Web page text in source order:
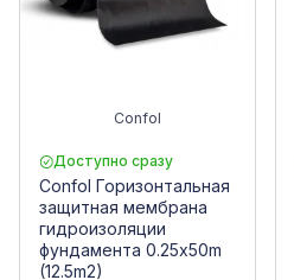
Confol
Доступно сразу
Confol Горизонтальная
защитная мембрана
гидроизоляции
фундамента 0.25x50m
(12.5m2)